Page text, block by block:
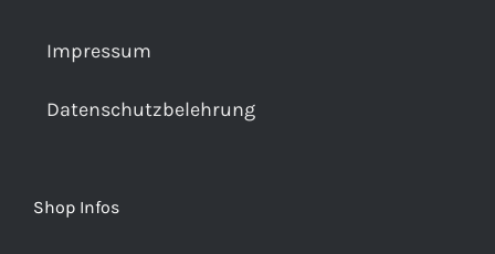
Impressum
Datenschutzbelehrung
Shop Infos